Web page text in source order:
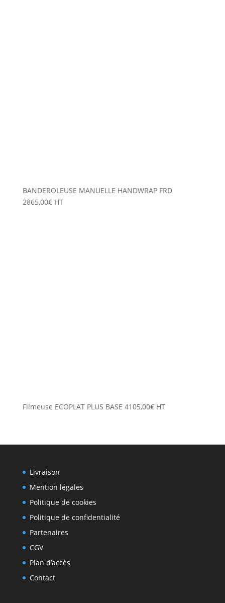
BANDEROLEUSE MANUELLE HANDWRAP FRD
2865,00€ HT
Filmeuse ECOPLAT PLUS BASE 4105,00€ HT
Livraison
Mention légales
Politique de cookies
Politique de confidentialité
Partenaires
CGV
Plan d’accès
Contact